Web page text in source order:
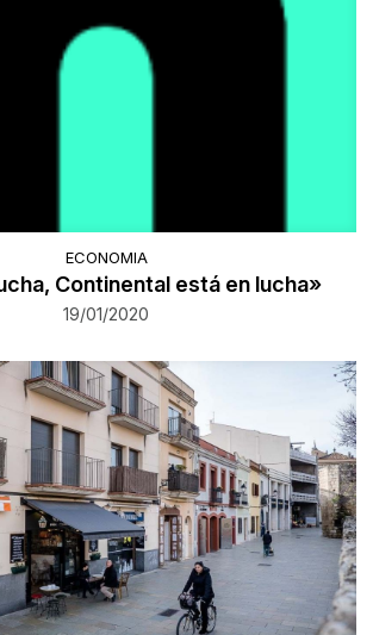
ECONOMIA
Continental está en lucha»
19/01/2020